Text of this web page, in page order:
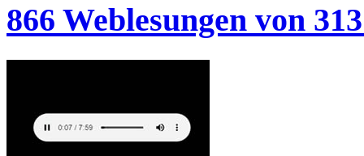
866 Weblesungen von